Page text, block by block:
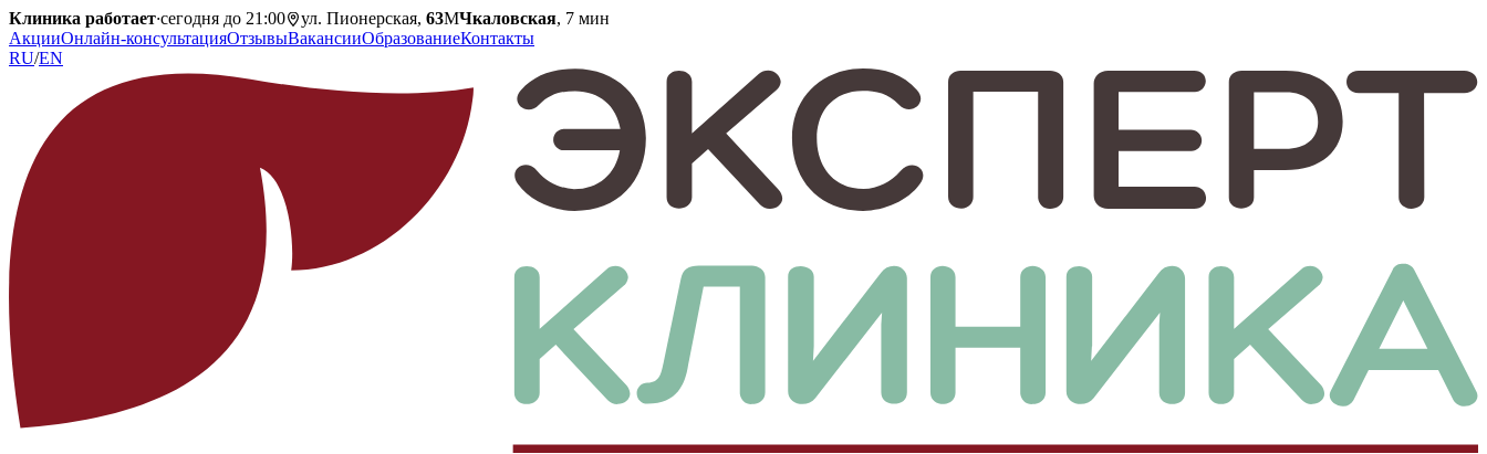
Клиника работает·сегодня до 21:00 ул. Пионерская, 63МЧкаловская, 7 мин
АкцииОнлайн-консультацияОтзывыВакансииОбразованиеКонтакты
RU/EN